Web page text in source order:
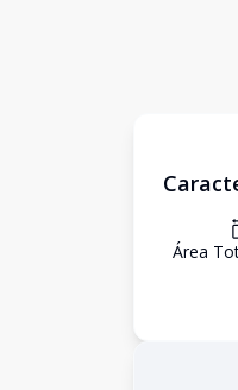
Área